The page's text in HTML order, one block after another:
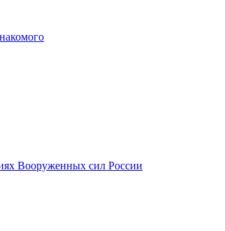
Вооруженных сил России